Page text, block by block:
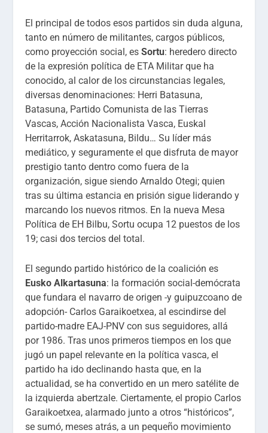
El principal de todos esos partidos sin duda alguna,
tanto en número de militantes, cargos públicos,
como proyección social, esSortu: heredero directo
de la expresión política de ETA Militar que ha
conocido, al calor de los circunstancias legales,
diversas denominaciones: Herri Batasuna,
Batasuna, Partido Comunista de las Tierras
Vascas, Acción Nacionalista Vasca, Euskal
Herritarrok, Askatasuna, Bildu… Su líder más
mediático, y seguramente el que disfruta de mayor
prestigio tanto dentro como fuera de la
organización, sigue siendo Arnaldo Otegi; quien
tras su última estancia en prisión sigue liderando y
marcando los nuevos ritmos. En la nueva Mesa
Política de EH Bilbu, Sortu ocupa 12 puestos de los
19; casi dos tercios del total.
El segundo partido histórico de la coalición es
Eusko Alkartasuna: la formación social-demócrata
que fundara el navarro de origen -y guipuzcoano de
adopción- Carlos Garaikoetxea, al escindirse del
partido-madre EAJ-PNV con sus seguidores, allá
por 1986. Tras unos primeros tiempos en los que
jugó un papel relevante en la política vasca, el
partido ha ido declinando hasta que, en la
actualidad, se ha convertido en un mero satélite de
la izquierda abertzale. Ciertamente, el propio Carlos
Garaikoetxea, alarmado junto a otros “históricos”,
se sumó, meses atrás, a un pequeño movimiento